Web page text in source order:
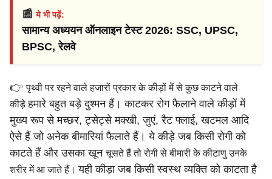
📰ये भी पढ़ें:
सामान्य अध्ययन ऑनलाइन टेस्ट 2026: SSC, UPSC,
BPSC, रेलवे
👉पृथ्वी पर रहने वाले हजारों प्रकार के कीड़ों में से कुछ काटने वाले
कीड़ेहमारे बहुत बड़े दुश्मन हैं। काटकर रोग फैलाने वाले कीड़ों में
मुख्य रूप सेमच्छर, ट्सेट्से मक्खी, जुएं, रैट फ्लाई, खटमल आदि
ऐसे हैं जो अनेकबीमारियां फैलाते हैं। ये कीड़े जब किसी रोगी को
काटते हैं और उसका खूनचूसते हैं तो रोगी से बीमारी के कीटाणु उनके
शरीर में आ जाते हैं।यही कीड़ा जब किसी स्वस्थ व्यक्ति को काटता है